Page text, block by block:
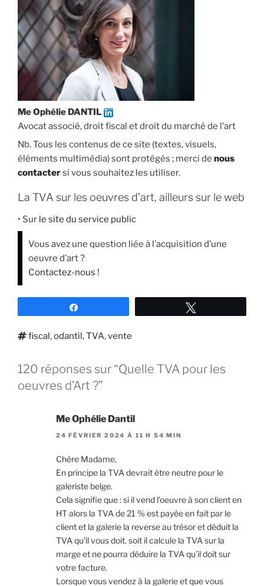
Me Ophélie DANTIL
Avocat associé, droit fiscal et droit du marché de l’art
Nb. Tous les contenus de ce site (textes, visuels,
éléments multimédia) sont protégés ; merci de nous
contactersi vous souhaitez les utiliser.
La TVA sur les oeuvres d’art, ailleurs sur le web
• Sur le site du service public
Vous avez une question liée à l’acquisition d’une
oeuvre d’art ?
Contactez-nous !
Étiquettes
fiscal,odantil,TVA,vente
120 réponses sur “Quelle TVA pour les
oeuvres d’Art ?”
Me Ophélie Dantil
24 FÉVRIER 2024 À 11 H 54 MIN
Chère Madame,
En principe la TVA devrait être neutre pour le
galeriste belge.
Cela signifie que : si il vend l’oeuvre à son client en
HT alors la TVA de 21 % est payée en fait par le
client et la galerie la reverse au trésor et déduit la
TVA qu’il vous doit. soit il calcule la TVA sur la
marge et ne pourra déduire la TVA qu’il doit sur
votre facture.
Lorsque vous vendez à la galerie et que vous